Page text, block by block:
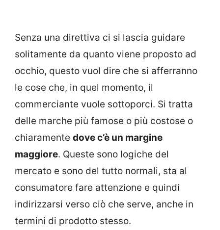
Senza una direttiva ci si lascia guidare
solitamente da quanto viene proposto ad
occhio, questo vuol dire che si afferranno
le cose che, in quel momento, il
commerciante vuole sottoporci. Si tratta
delle marche più famose o più costose o
chiaramente dove c’è un margine
maggiore. Queste sono logiche del
mercato e sono del tutto normali, sta al
consumatore fare attenzione e quindi
indirizzarsi verso ciò che serve, anche in
termini di prodotto stesso.